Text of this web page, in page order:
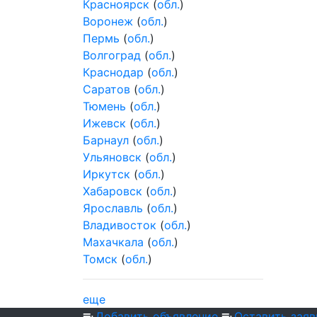
Красноярск (обл.)
Воронеж (обл.)
Пермь (обл.)
Волгоград (обл.)
Краснодар (обл.)
Саратов (обл.)
Тюмень (обл.)
Ижевск (обл.)
Барнаул (обл.)
Ульяновск (обл.)
Иркутск (обл.)
Хабаровск (обл.)
Ярославль (обл.)
Владивосток (обл.)
Махачкала (обл.)
Томск (обл.)
еще